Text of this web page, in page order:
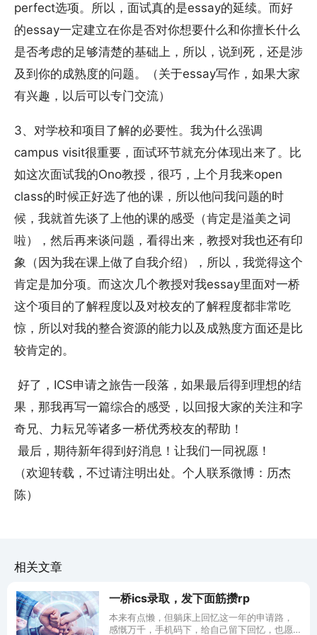
perfect选项。所以，面试真的是essay的延续。而好
的essay一定建立在你是否对你想要什么和你擅长什么
是否考虑的足够清楚的基础上，所以，说到死，还是涉
及到你的成熟度的问题。（关于essay写作，如果大家
有兴趣，以后可以专门交流）
3、对学校和项目了解的必要性。我为什么强调
campus visit很重要，面试环节就充分体现出来了。比
如这次面试我的Ono教授，很巧，上个月我来open
class的时候正好选了他的课，所以他问我问题的时
候，我就首先谈了上他的课的感受（肯定是溢美之词
啦），然后再来谈问题，看得出来，教授对我也还有印
象（因为我在课上做了自我介绍），所以，我觉得这个
肯定是加分项。而这次几个教授对我essay里面对一桥
这个项目的了解程度以及对校友的了解程度都非常吃
惊，所以对我的整合资源的能力以及成熟度方面还是比
较肯定的。
好了，ICS申请之旅告一段落，如果最后得到理想的结
果，那我再写一篇综合的感受，以回报大家的关注和字
奇兄、力耘兄等诸多一桥优秀校友的帮助！
最后，期待新年得到好消息！让我们一同祝愿！
（欢迎转载，不过请注明出处。个人联系微博：历杰
陈）
相关文章
一桥ics录取，发下面筋攒rp
本来有点懒，但躺床上回忆这一年的申请路，
感慨万千，手机码下，给自己留下回忆，也愿